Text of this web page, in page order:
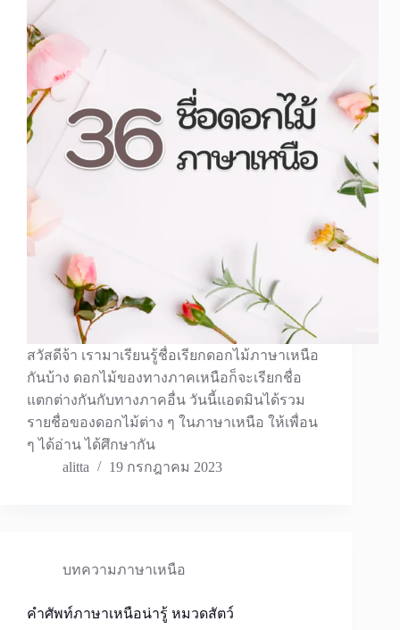
สวัสดีจ้า เรามาเรียนรู้ชื่อเรียกดอกไม้ภาษาเหนือ
กันบ้าง ดอกไม้ของทางภาคเหนือก็จะเรียกชื่อ
แตกต่างกันกับทางภาคอื่น วันนี้แอดมินได้รวม
รายชื่อของดอกไม้ต่าง ๆ ในภาษาเหนือ ให้เพื่อน
ๆ ได้อ่าน ได้ศึกษากัน
alitta
19 กรกฎาคม 2023
บทความภาษาเหนือ
คำศัพท์ภาษาเหนือน่ารู้ หมวดสัตว์